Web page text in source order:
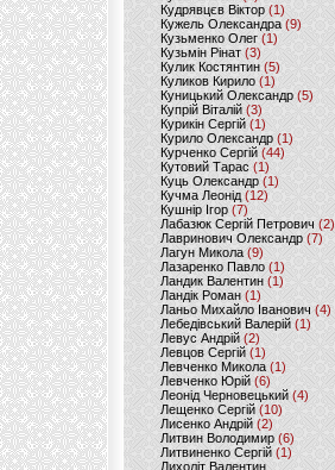
Кудрявцєв Віктор (1)
Кужель Олександра (9)
Кузьменко Олег (1)
Кузьмін Рінат(3)
Кулик Костянтин(5)
Куликов Кирило (1)
Куницький Олександр (5)
Купрій Віталій (3)
Курикін Сергій(1)
Курило Олександр (1)
Курченко Сергій (44)
Кутовий Тарас (1)
Куць Олександр (1)
Кучма Леонід (12)
Кушнір Ігор(7)
Лабазюк Сергій Петрович (2)
Лавринович Олександр(7)
Лагун Микола(9)
Лазаренко Павло (1)
Ландик Валентин (1)
Ландік Роман (1)
Ланьо Михайло Іванович(4)
Лебедівський Валерій(1)
Левус Андрій(2)
Левцов Сергій (1)
Левченко Микола (1)
Левченко Юрій (6)
Леонід Черновецький (4)
Лещенко Сергій (10)
Лисенко Андрій (2)
Литвин Володимир (6)
Литвиненко Сергій (1)
Лихоліт Валентин